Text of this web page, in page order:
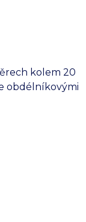
kolem 20
obdélníkovými